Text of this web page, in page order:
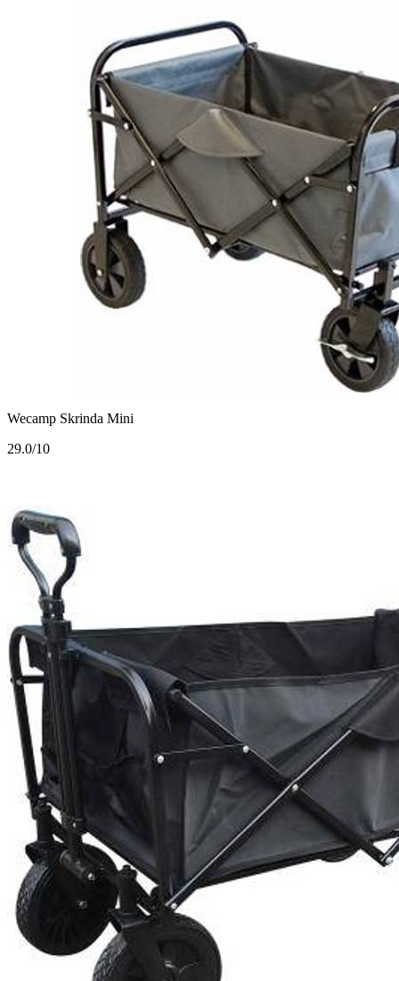
Wecamp Skrinda Mini
29.0/10